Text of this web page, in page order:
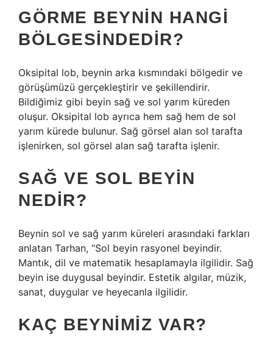
GÖRME BEYNIN HANGI
BÖLGESINDEDIR?
Oksipital lob, beynin arka kısmındaki bölgedir ve
görüşümüzü gerçekleştirir ve şekillendirir.
Bildiğimiz gibi beyin sağ ve sol yarım küreden
oluşur. Oksipital lob ayrıca hem sağ hem de sol
yarım kürede bulunur. Sağ görsel alan sol tarafta
işlenirken, sol görsel alan sağ tarafta işlenir.
SAĞ VE SOL BEYIN
NEDIR?
Beynin sol ve sağ yarım küreleri arasındaki farkları
anlatan Tarhan, “Sol beyin rasyonel beyindir.
Mantık, dil ve matematik hesaplamayla ilgilidir. Sağ
beyin ise duygusal beyindir. Estetik algılar, müzik,
sanat, duygular ve heyecanla ilgilidir.
KAÇ BEYNIMIZ VAR?